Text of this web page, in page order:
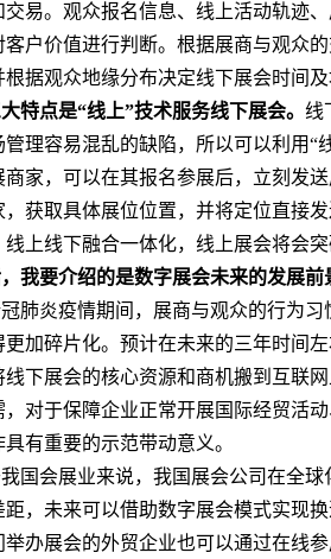
交易。观众报名信息、线上活动轨迹
客户价值进行判断。根据展商与观众
根据观众地缘分布决定线下展会时间
特点是“线上”技术服务线下展会。 线
管理容易混乱的缺陷，所以可以利用
商家，可以在其报名参展后，立刻发
，获取具体展位位置，并将定位直接
线上线下融合一体化，线上展会将会
我要介绍的是数字展会未来的发展前
肺炎疫情期间，展商与观众的行为
更加碎片化。预计在未来的三年时间
线下展会的核心资源和商机搬到互联
，对于保障企业正常开展国际经贸活
有重要的示范带动意义。
国会展业来说，我国展会公司在全
距，未来可以借助数字展会模式实现
举办展会的外贸企业也可以通过在线